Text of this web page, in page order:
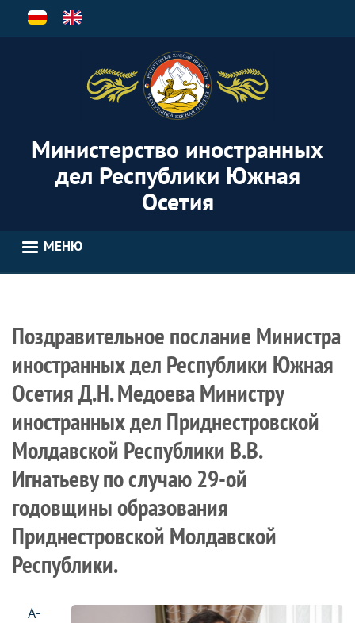
Перейти
Министерство иностранных
дел Республики Южная
Осетия
МЕНЮ
Поздравительное послание Министра
иностранных дел Республики Южная
Осетия Д.Н. Медоева Министру
иностранных дел Приднестровской
Молдавской Республики В.В.
Игнатьеву по случаю 29-ой
годовщины образования
Приднестровской Молдавской
Республики.
A-